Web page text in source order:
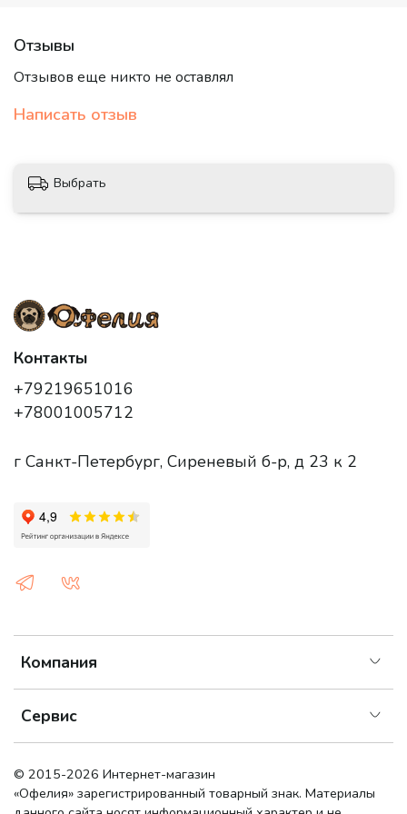
Отзывы
Отзывов еще никто не оставлял
Написать отзыв
Выбрать
Компания
Сервис
Контакты
+79219651016
+78001005712
г Санкт-Петербург, Сиреневый б-р, д 23 к 2
© 2015-2026 Интернет-магазин
«Офелия» зарегистрированный товарный знак. Материалы